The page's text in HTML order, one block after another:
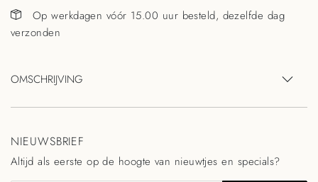
Op werkdagen vóór 15.00 uur besteld, dezelfde dag
verzonden
OMSCHRIJVING
NIEUWSBRIEF
Altijd als eerste op de hoogte van nieuwtjes en specials?